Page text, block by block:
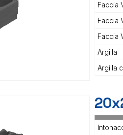
Faccia
Faccia
Faccia
Argilla
Argilla